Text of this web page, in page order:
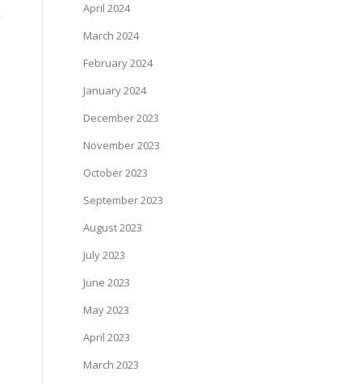
April 2024
March 2024
February 2024
January 2024
December 2023
November 2023
October 2023
September 2023
August 2023
July 2023
June 2023
May 2023
April 2023
March 2023